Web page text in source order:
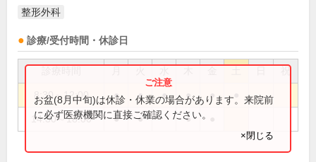
整形外科
診療/受付時間・休診日
祝
8:30～12:00 ● ● ● ● ●
14:30～18:00 ● ● ●
お盆(8月中旬)は休診・休業の場合があります。来院前
に必ず医療機関に直接ご確認ください。
×閉じる